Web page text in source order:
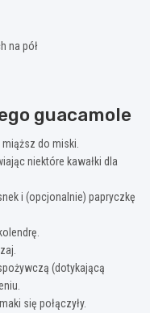
na pół
guacamole
do miski.
niektóre kawałki dla
i (opcjonalnie) papryczkę
(dotykającą
się połączyły.